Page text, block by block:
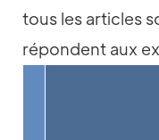
tous les articles
répondent aux